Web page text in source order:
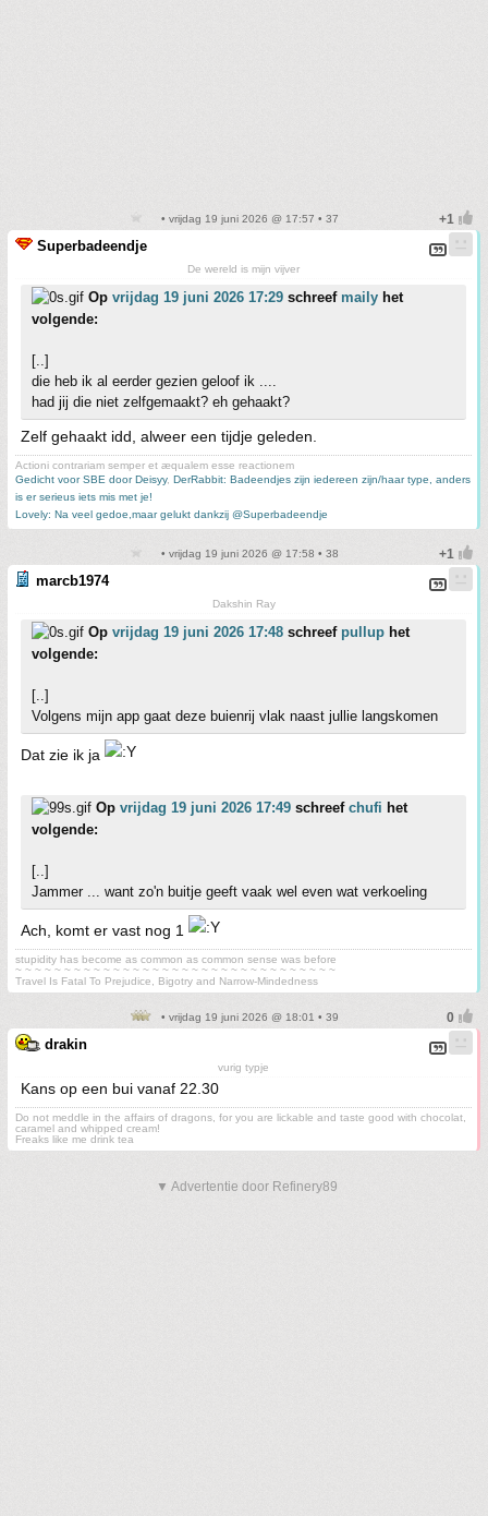
• vrijdag 19 juni 2026 @ 17:57 • 37
Superbadeendje
De wereld is mijn vijver
Op vrijdag 19 juni 2026 17:29 schreef maily het
volgende:
[..]
die heb ik al eerder gezien geloof ik ....
had jij die niet zelfgemaakt? eh gehaakt?
Zelf gehaakt idd, alweer een tijdje geleden.
Actioni contrariam semper et æqualem esse reactionem
Gedicht voor SBE door Deisyy, DerRabbit: Badeendjes zijn iedereen zijn/haar type, anders
is er serieus iets mis met je!
Lovely: Na veel gedoe,maar gelukt dankzij @Superbadeendje
• vrijdag 19 juni 2026 @ 17:58 • 38
marcb1974
Dakshin Ray
Op vrijdag 19 juni 2026 17:48 schreef pullup het
volgende:
[..]
Volgens mijn app gaat deze buienrij vlak naast jullie langskomen
Dat zie ik ja
Op vrijdag 19 juni 2026 17:49 schreef chufi het
volgende:
[..]
Jammer ... want zo'n buitje geeft vaak wel even wat verkoeling
Ach, komt er vast nog 1
stupidity has become as common as common sense was before
~ ~ ~ ~ ~ ~ ~ ~ ~ ~ ~ ~ ~ ~ ~ ~ ~ ~ ~ ~ ~ ~ ~ ~ ~ ~ ~ ~ ~ ~ ~ ~ ~
Travel Is Fatal To Prejudice, Bigotry and Narrow-Mindedness
• vrijdag 19 juni 2026 @ 18:01 • 39
drakin
vurig typje
Kans op een bui vanaf 22.30
Do not meddle in the affairs of dragons, for you are lickable and taste good with chocolat,
caramel and whipped cream!
Freaks like me drink tea
▼ Advertentie door Refinery89